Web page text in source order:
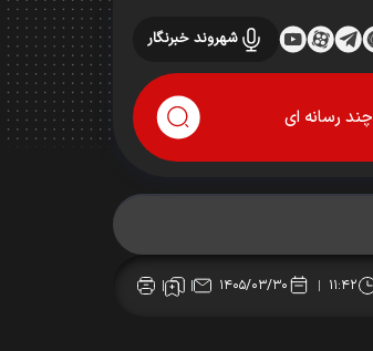
شهروند خبرنگار
چند رسانه ای
۱۱:۴۲ ۱۴۰۵/۰۳/۳۰